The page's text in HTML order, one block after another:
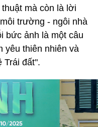
mà còn là lời
trường - ngôi nhà
bức ảnh là một câu
yêu thiên nhiên và
Trái đất".